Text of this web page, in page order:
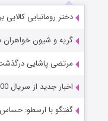
دختر رومانیایی
گریه و شیون خواهران
مرتضی پاشایی
اخبار جدید از سریال 100 قسمتی “کیمیا” (اوشین ایرانی!)
گفتگو با ارسطو: حساس